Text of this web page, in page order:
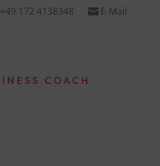
+49 172 4138348  E-Mail